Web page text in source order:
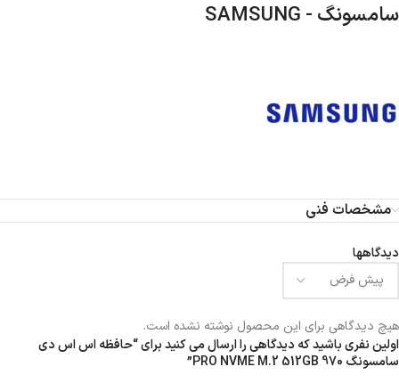
سامسونگ - SAMSUNG
مشخصات فنی
دیدگاهها
هیچ دیدگاهی برای این محصول نوشته نشده است.
اولین نفری باشید که دیدگاهی را ارسال می کنید برای “حافظه اس اس دی
سامسونگ 970 PRO NVME M.2 512GB”